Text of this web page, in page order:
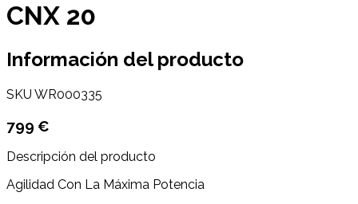
CNX 20
Información del producto
SKU WR000335
799 €
Descripción del producto
Agilidad Con La Máxima Potencia